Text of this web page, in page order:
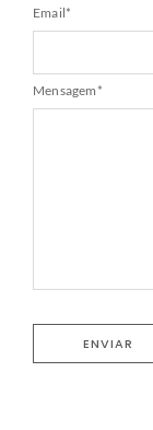
Email*